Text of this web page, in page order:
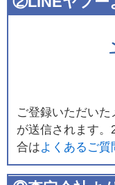
ご登録いただい
が送信されます
合はよくあるご質